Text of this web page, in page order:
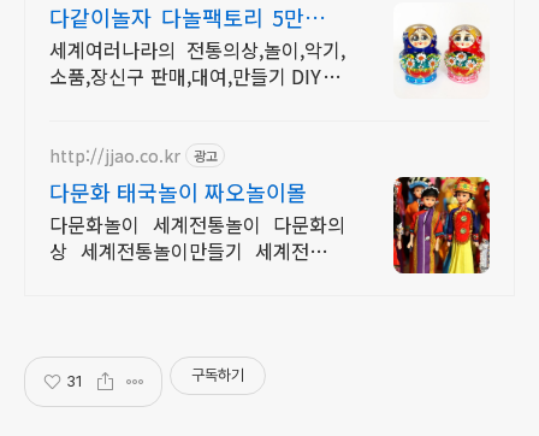
다같이놀자 다놀팩토리 5만원이
상 구매시 무료배송
세계여러나라의 전통의상,놀이,악기,
소품,장신구 판매,대여,만들기 DIY 제
http://jjao.co.kr 광고
다문화 태국놀이 짜오놀이몰
다문화놀이 세계전통놀이 다문화의
상 세계전통놀이만들기 세계전통의
31 구독하기